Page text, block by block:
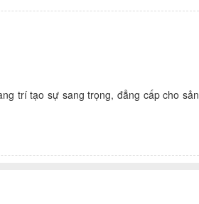
trí tạo sự sang trọng, đẳng cấp cho sản